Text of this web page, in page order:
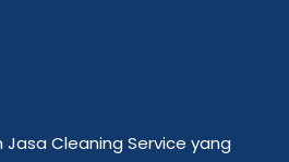
Jasa Cleaning Service yang